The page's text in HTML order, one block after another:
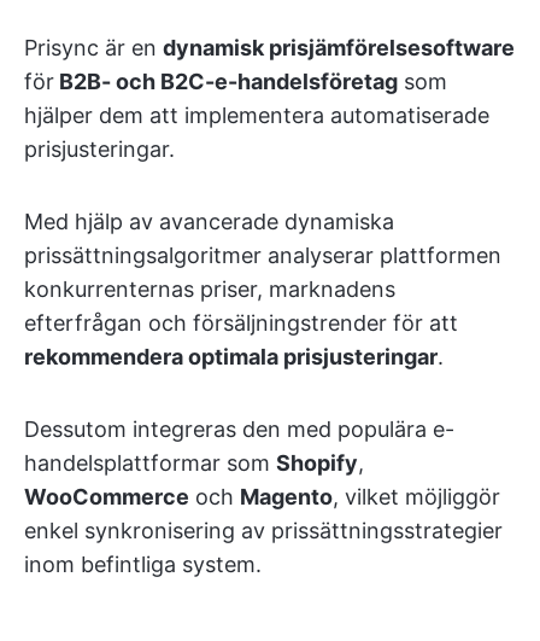
Prisync är en dynamisk prisjämförelsesoftware
för B2B- och B2C-e-handelsföretag som
hjälper dem att implementera automatiserade
prisjusteringar.
Med hjälp av avancerade dynamiska
prissättningsalgoritmer analyserar plattformen
konkurrenternas priser, marknadens
efterfrågan och försäljningstrender för att
rekommendera optimala prisjusteringar.
Dessutom integreras den med populära e-
handelsplattformar som Shopify,
WooCommerce och Magento, vilket möjliggör
enkel synkronisering av prissättningsstrategier
inom befintliga system.